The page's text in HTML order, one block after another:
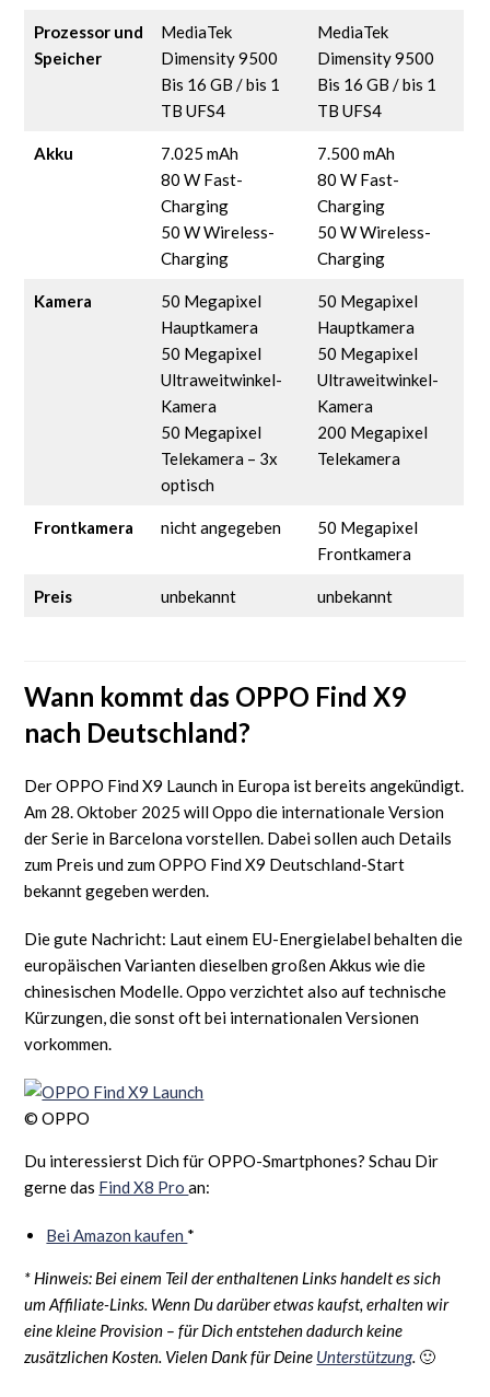
Prozessor und
Speicher
MediaTek
Dimensity 9500
Bis 16 GB / bis 1
TB UFS4
MediaTek
Dimensity 9500
Bis 16 GB / bis 1
TB UFS4
Akku
7.025 mAh
80 W Fast-
Charging
50 W Wireless-
Charging
7.500 mAh
80 W Fast-
Charging
50 W Wireless-
Charging
Kamera
50 Megapixel
Hauptkamera
50 Megapixel
Ultraweitwinkel-
Kamera
50 Megapixel
Telekamera – 3x
optisch
50 Megapixel
Hauptkamera
50 Megapixel
Ultraweitwinkel-
Kamera
200 Megapixel
Telekamera
Frontkamera nicht angegeben
50 Megapixel
Frontkamera
Preis unbekannt unbekannt
Wann kommt das OPPO Find X9
nach Deutschland?
Der OPPO Find X9 Launch in Europa ist bereits angekündigt.
Am 28. Oktober 2025 will Oppo die internationale Version
der Serie in Barcelona vorstellen. Dabei sollen auch Details
zum Preis und zum OPPO Find X9 Deutschland-Start
bekannt gegeben werden.
Die gute Nachricht: Laut einem EU-Energielabel behalten die
europäischen Varianten dieselben großen Akkus wie die
chinesischen Modelle. Oppo verzichtet also auf technische
Kürzungen, die sonst oft bei internationalen Versionen
vorkommen.
© OPPO
Du interessierst Dich für OPPO-Smartphones? Schau Dir
gerne das Find X8 Proan:
Bei Amazon kaufen *
* Hinweis: Bei einem Teil der enthaltenen Links handelt es sich
um Affiliate-Links. Wenn Du darüber etwas kaufst, erhalten wir
eine kleine Provision – für Dich entstehen dadurch keine
zusätzlichen Kosten. Vielen Dank für Deine Unterstützung. 🙂